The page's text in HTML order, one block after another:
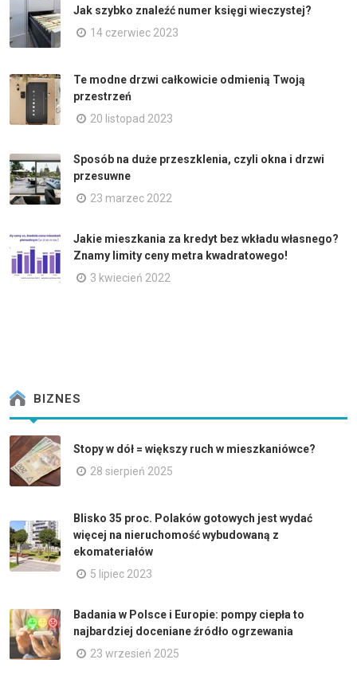
Jak szybko znaleźć numer księgi wieczystej?
14 czerwiec 2023
Te modne drzwi całkowicie odmienią Twoją
przestrzeń
20 listopad 2023
Sposób na duże przeszklenia, czyli okna i drzwi
przesuwne
23 marzec 2022
Jakie mieszkania za kredyt bez wkładu własnego?
Znamy limity ceny metra kwadratowego!
3 kwiecień 2022
BIZNES
Stopy w dół = większy ruch w mieszkaniówce?
28 sierpień 2025
Blisko 35 proc. Polaków gotowych jest wydać
więcej na nieruchomość wybudowaną z
ekomateriałów
5 lipiec 2023
Badania w Polsce i Europie: pompy ciepła to
najbardziej doceniane źródło ogrzewania
23 wrzesień 2025